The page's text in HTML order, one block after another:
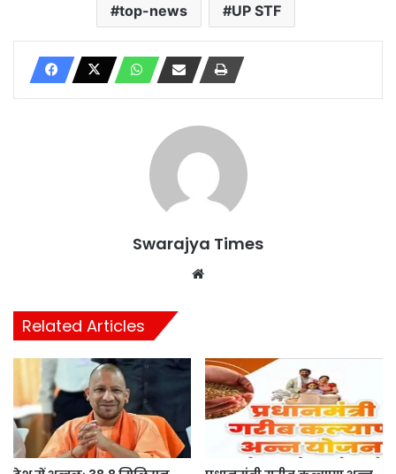
top-news UP STF
Swarajya Times
Related Articles